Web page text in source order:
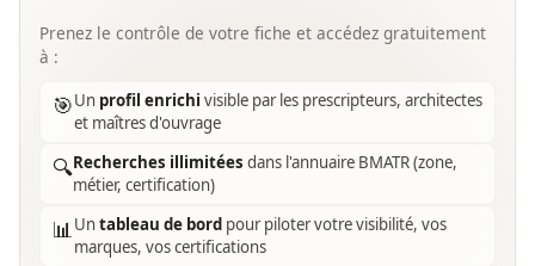
Prenez le contrôle de votre fiche et accédez gratuitement
à :
🎯Un profil enrichi visible par les prescripteurs, architectes
et maîtres d'ouvrage
🔍Recherches illimitées dans l'annuaire BMATR (zone,
métier, certification)
📊Untableau de bord pour piloter votre visibilité, vos
marques, vos certifications